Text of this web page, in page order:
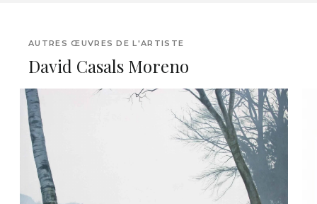
AUTRES ŒUVRES DE L'ARTISTE
David Casals Moreno